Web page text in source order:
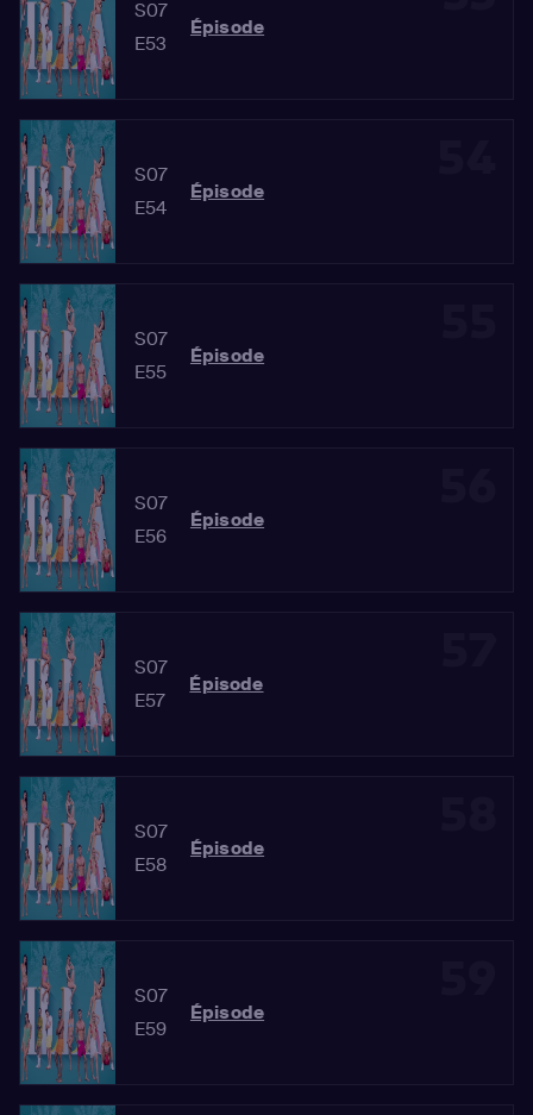
S07
E53
Épisode
S07
E54
Épisode
S07
E55
Épisode
S07
E56
Épisode
S07
E57
Épisode
S07
E58
Épisode
S07
E59
Épisode